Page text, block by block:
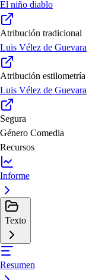
El niño diablo
Atribución tradicional
Luis Vélez de Guevara
Atribución estilometría
Luis Vélez de Guevara
Segura
Género Comedia
Recursos
Informe
Texto
Resumen